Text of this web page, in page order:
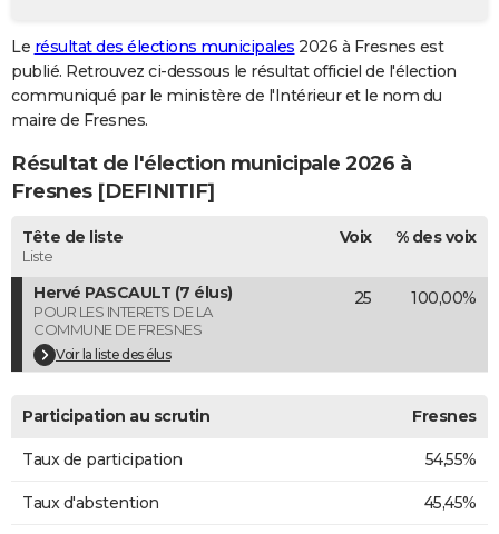
GUIDES D'ACHAT
BONS PLANS
CARTE DE VOEUX
Carte de Noël
Carte Bonne année
Carte Saint-Valentin
Carte Pâques
Carte d'anniversaire
DICTIONNAIRE
Dictionnaire
Biographies
Citations
Expressions
Proverbes
PROGRAMME TV
COPAINS D'AVANT
S'inscrire
Se connecter
Lycées
Collèges
Primaires
Universités
Entreprises
Service militaire
Avis de recherche
AVIS DE DÉCÈS
Bricolage
Lifestyle
Culture
Sport
Auto
Television
Voyage
Cinema
Le résultat des élections municipales 2026 à Fresnes est
publié. Retrouvez ci-dessous le résultat officiel de l'élection
communiqué par le ministère de l'Intérieur et le nom du
maire de Fresnes.
Résultat de l'élection municipale 2026 à
Fresnes [DEFINITIF]
Tête de liste
Liste
Voix % des voix
Hervé PASCAULT (7 élus)
POUR LES INTERETS DE LA
COMMUNE DE FRESNES
Voir la liste des élus
25 100,00%
Participation au scrutin Fresnes
Taux de participation 54,55%
Taux d'abstention 45,45%